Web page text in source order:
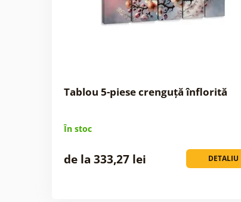
Tablou 5-piese crenguță înflorită
În stoc
DETALIU
de la 333,27 lei